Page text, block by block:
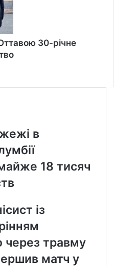
30-річне
в
18 тисяч
із
через травму
матч у